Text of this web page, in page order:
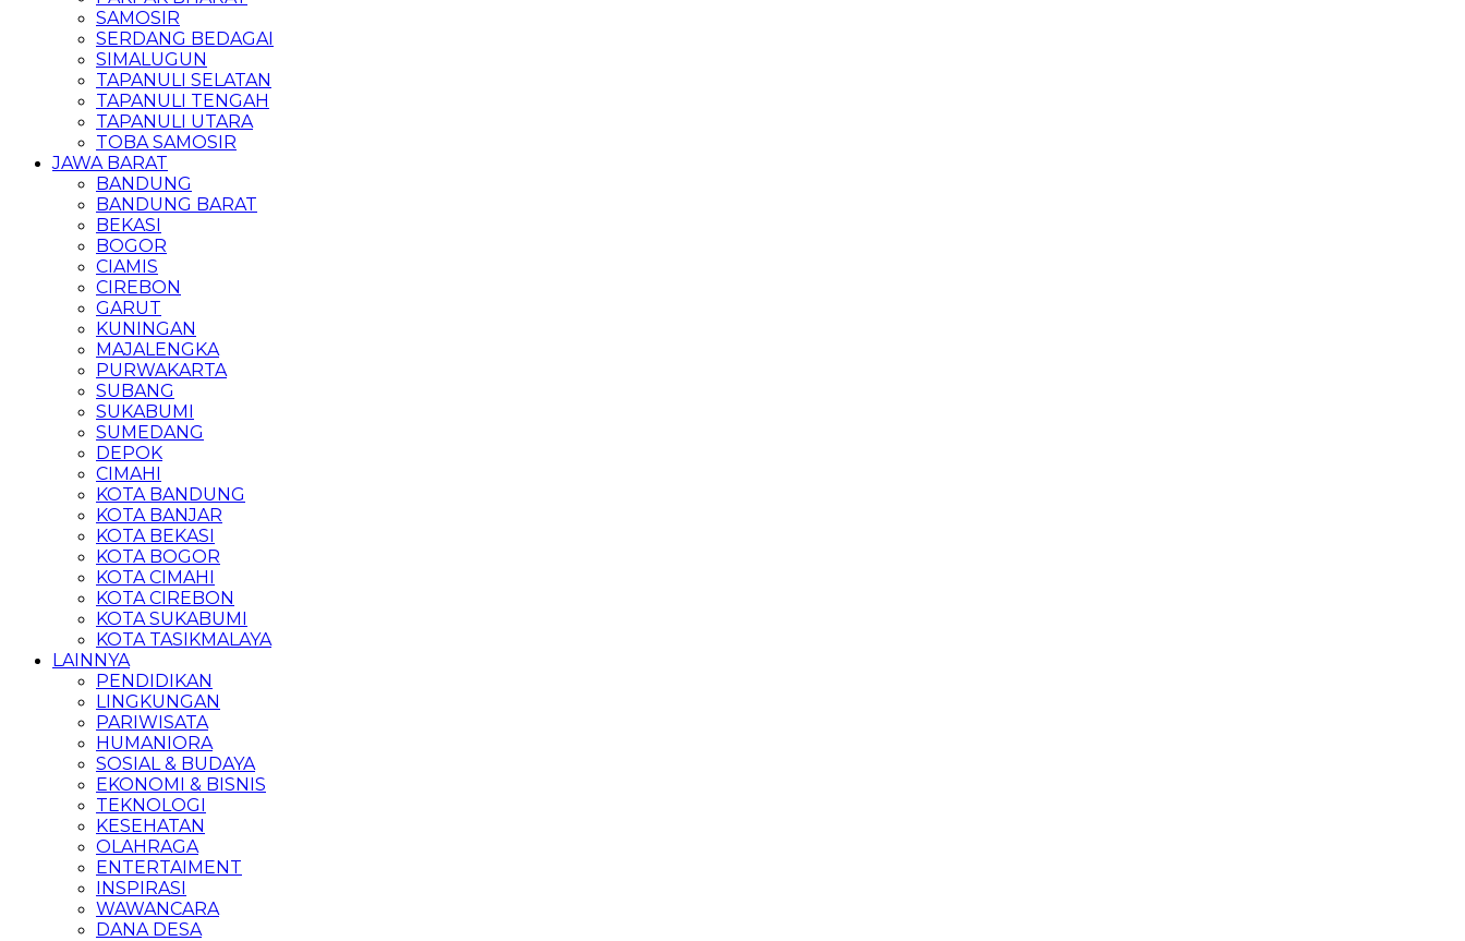
SAMOSIR
SERDANG BEDAGAI
SIMALUGUN
TAPANULI SELATAN
TAPANULI TENGAH
TAPANULI UTARA
TOBA SAMOSIR
JAWA BARAT
BANDUNG
BANDUNG BARAT
BEKASI
BOGOR
CIAMIS
CIREBON
GARUT
KUNINGAN
MAJALENGKA
PURWAKARTA
SUBANG
SUKABUMI
SUMEDANG
DEPOK
CIMAHI
KOTA BANDUNG
KOTA BANJAR
KOTA BEKASI
KOTA BOGOR
KOTA CIMAHI
KOTA CIREBON
KOTA SUKABUMI
KOTA TASIKMALAYA
LAINNYA
PENDIDIKAN
LINGKUNGAN
PARIWISATA
HUMANIORA
SOSIAL & BUDAYA
EKONOMI & BISNIS
TEKNOLOGI
KESEHATAN
OLAHRAGA
ENTERTAIMENT
INSPIRASI
WAWANCARA
DANA DESA